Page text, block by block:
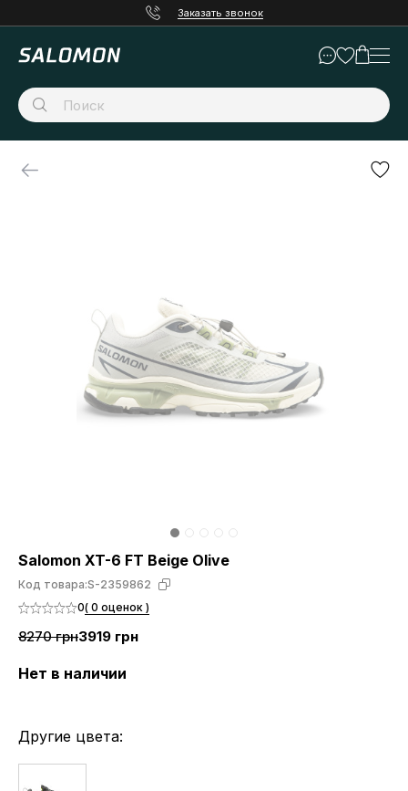
Заказать звонок
Salomon XT-6 FT Beige Olive
Код товара:S-2359862
0( 0 оценок )
8270 грн3919 грн
Нет в наличии
Другие цвета: